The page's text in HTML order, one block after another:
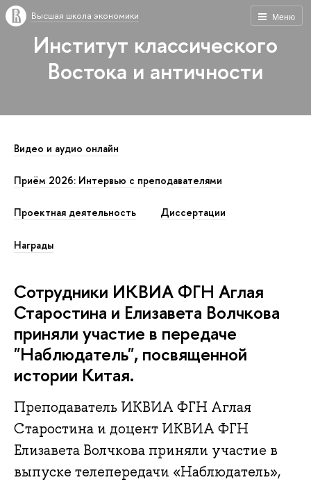
Меню
Высшая школа экономики
Институт классического
Востока и античности
Видео и аудио онлайн
Приём 2026: Интервью с преподавателями
Проектная деятельность Диссертации
Награды
Сотрудники ИКВИА ФГН Аглая
Старостина и Елизавета Волчкова
приняли участие в передаче
"Наблюдатель", посвященной
истории Китая.
Преподаватель ИКВИА ФГН Аглая
Старостина и доцент ИКВИА ФГН
Елизавета Волчкова приняли участие в
выпуске телепередачи «Наблюдатель»,